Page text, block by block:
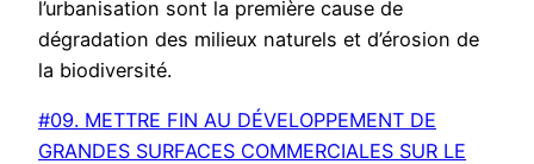
l’urbanisation sont la première cause de
dégradation des milieux naturels et d’érosion de
la biodiversité.
#09. METTRE FIN AU DÉVELOPPEMENT DE
GRANDES SURFACES COMMERCIALES SUR LE